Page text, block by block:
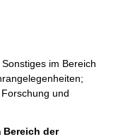
Sonstiges im Bereich
und
der